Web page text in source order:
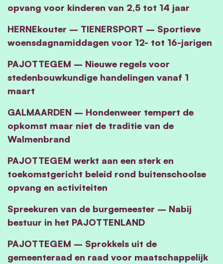
opvang voor kinderen van 2,5 tot 14 jaar
HERNEkouter – TIENERSPORT – Sportieve
woensdagnamiddagen voor 12- tot 16-jarigen
PAJOTTEGEM – Nieuwe regels voor
stedenbouwkundige handelingen vanaf 1
maart
GALMAARDEN – Hondenweer tempert de
opkomst maar niet de traditie van de
Walmenbrand
PAJOTTEGEM werkt aan een sterk en
toekomstgericht beleid rond buitenschoolse
opvang en activiteiten
Spreekuren van de burgemeester – Nabij
bestuur in het PAJOTTENLAND
PAJOTTEGEM – Sprokkels uit de
gemeenteraad en raad voor maatschappelijk